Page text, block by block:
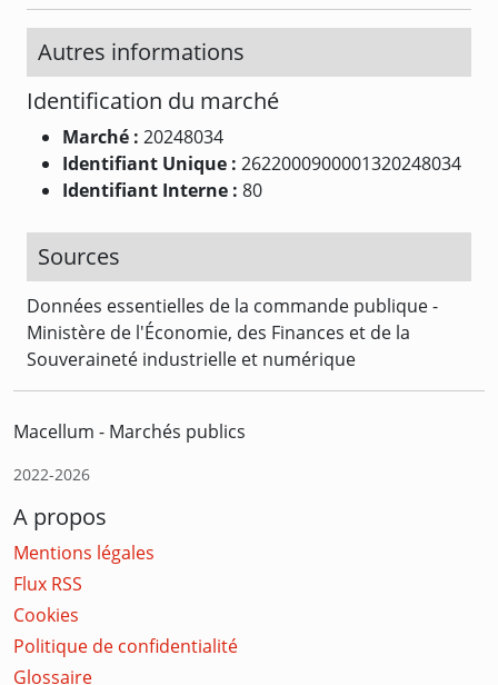
Autres informations
Identification du marché
Marché : 20248034
Identifiant Unique : 2622000900001320248034
Identifiant Interne : 80
Sources
Données essentielles de la commande publique -
Ministère de l'Économie, des Finances et de la
Souveraineté industrielle et numérique
Macellum - Marchés publics
2022-2026
A propos
Mentions légales
Flux RSS
Cookies
Politique de confidentialité
Glossaire